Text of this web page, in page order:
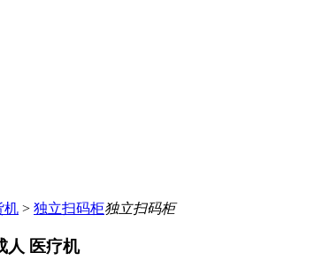
机 > 独立扫码柜独立扫码柜
人 医疗机